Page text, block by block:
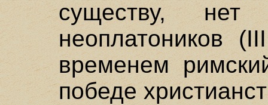
существу,
неоплатоников
временем
победе